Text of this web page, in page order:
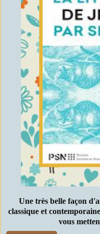
Une très belle façon
classique et
vous